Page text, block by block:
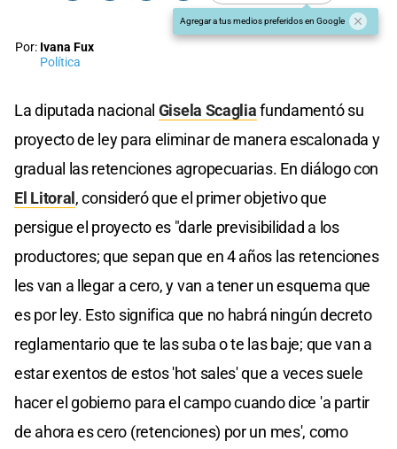
Agregar a tus medios preferidos en Google
Por: Ivana Fux
Política
La diputada nacional Gisela Scagliafundamentó su
proyecto de ley para eliminar de manera escalonada y
gradual las retenciones agropecuarias. En diálogo con
El Litoral, consideró que el primer objetivo que
persigue el proyecto es "darle previsibilidad a los
productores; que sepan que en 4 años las retenciones
les van a llegar a cero, y van a tener un esquema que
es por ley. Esto significa que no habrá ningún decreto
reglamentario que te las suba o te las baje; que van a
estar exentos de estos 'hot sales' que a veces suele
hacer el gobierno para el campo cuando dice 'a partir
de ahora es cero (retenciones) por un mes', como